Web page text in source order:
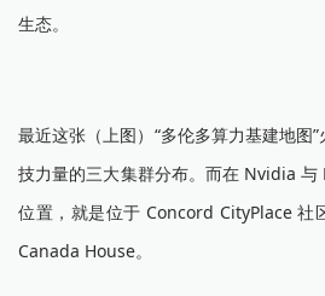
生态。
最近这张（上图）“多伦多算力基建地图
技力量的三大集群分布。而在 Nvidia
位置，就是位于 Concord CityPlace 社
Canada House。